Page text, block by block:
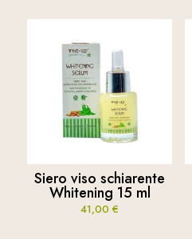
Siero viso schiarente
Whitening 15 ml
41,00 €